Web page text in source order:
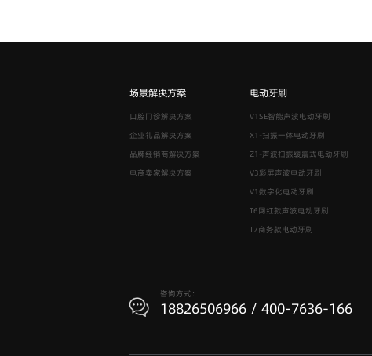
场景解决方案
口腔门诊解决方案
企业礼品解决方案
品牌经销商解决方案
电商卖家解决方案
电动牙刷
V1SE智能声波电动牙刷
X1-扫振一体电动牙刷
Z1-声波扫振缓震式电动牙刷
V3彩屏声波电动牙刷
V1数字化电动牙刷
T6网红款声波电动牙刷
T7商务款电动牙刷
咨询方式：
18826506966 / 400-7636-166